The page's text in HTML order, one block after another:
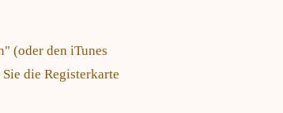
(oder den iTunes
die Registerkarte